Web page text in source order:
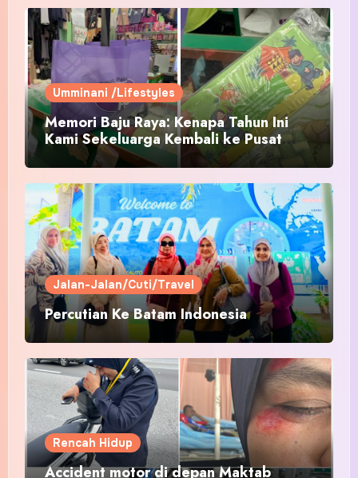
Umminani /Lifestyles
Memori Baju Raya: Kenapa Tahun Ini
Kami Sekeluarga Kembali ke Pusat
Pakaian Hari-Hari?
Jalan-Jalan/Cuti/Travel
Percutian Ke Batam Indonesia
Rencah Hidup
Accident motor di depan Maktab